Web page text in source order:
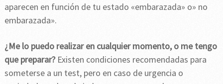
aparecen en función de tu estado «embarazada» o» no
embarazada».
¿Me lo puedo realizar en cualquier momento, o me tengo
que preparar? Existen condiciones recomendadas para
someterse a un test, pero en caso de urgencia o